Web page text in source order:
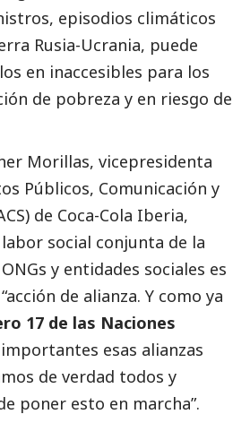
episodios climáticos
Rusia-Ucrania, puede
en inaccesibles para los
de pobreza y en riesgo de
Morillas, vicepresidenta
Públicos, Comunicación y
de Coca-Cola Iberia,
labor social conjunta de la
y entidades sociales es
de alianza. Y como ya
17 de las Naciones
esas alianzas
de verdad todos y
poner esto en marcha”.